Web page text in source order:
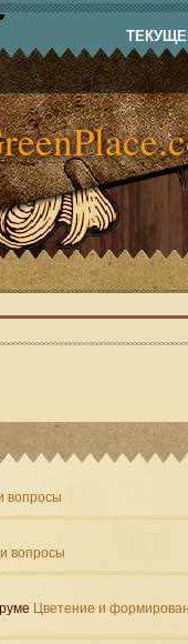
вопросы
вопросы
Цветение и